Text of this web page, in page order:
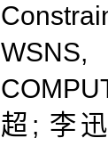
WSNS,
超; 李